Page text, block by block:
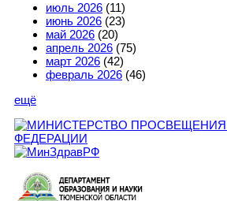
июль 2026 (11)
июнь 2026 (23)
май 2026 (20)
апрель 2026 (75)
март 2026 (42)
февраль 2026 (46)
ещё